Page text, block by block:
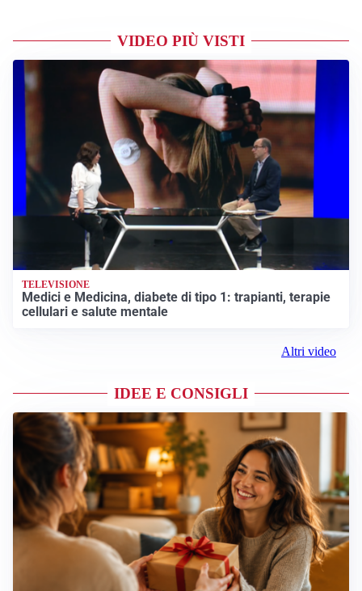
VIDEO PIÙ VISTI
TELEVISIONE
Medici e Medicina, diabete di tipo 1: trapianti, terapie
cellulari e salute mentale
Altri video
IDEE E CONSIGLI